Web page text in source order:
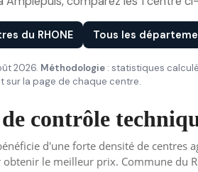
du RHONE Tous les
2026. Méthodologie : statistiques
sur la page de chaque centre.
de contrôle
d'une forte densité de centres
le meilleur prix. Commune du